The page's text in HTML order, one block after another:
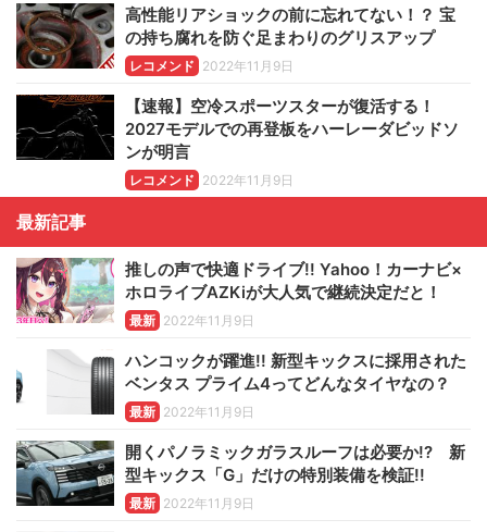
高性能リアショックの前に忘れてない！？ 宝
の持ち腐れを防ぐ足まわりのグリスアップ
レコメンド 2022年11月9日
【速報】空冷スポーツスターが復活する！
2027モデルでの再登板をハーレーダビッドソ
ンが明言
レコメンド 2022年11月9日
最新記事
推しの声で快適ドライブ!! Yahoo！カーナビ×
ホロライブAZKiが大人気で継続決定だと！
最新 2022年11月9日
ハンコックが躍進!! 新型キックスに採用された
ベンタス プライム4ってどんなタイヤなの？
最新 2022年11月9日
開くパノラミックガラスルーフは必要か!? 新
型キックス「G」だけの特別装備を検証!!
最新 2022年11月9日